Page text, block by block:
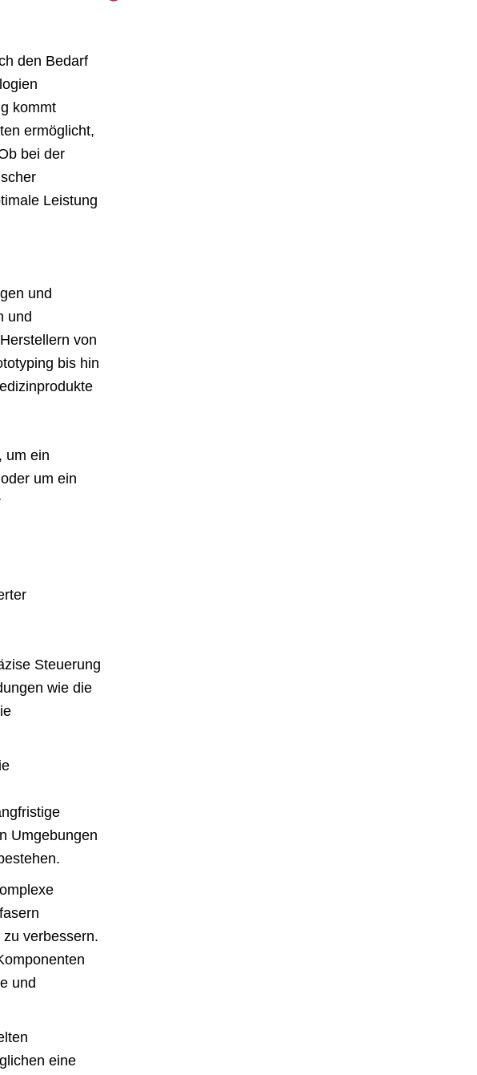
den Bedarf
kommt
ermöglicht,
bei der
Leistung
und
und
von
bis hin
um ein
um ein
Steuerung
wie die
Umgebungen
verbessern.
und
eine